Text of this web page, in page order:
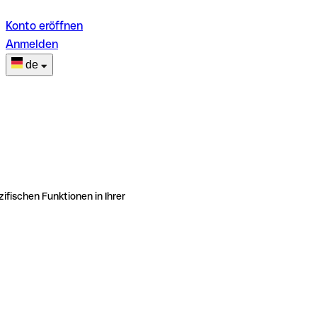
Konto eröffnen
Anmelden
de
Funktionen in Ihrer